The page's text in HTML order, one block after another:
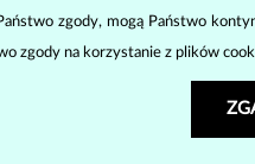
zgody, mogą Państwo
zgody na korzystanie z plików